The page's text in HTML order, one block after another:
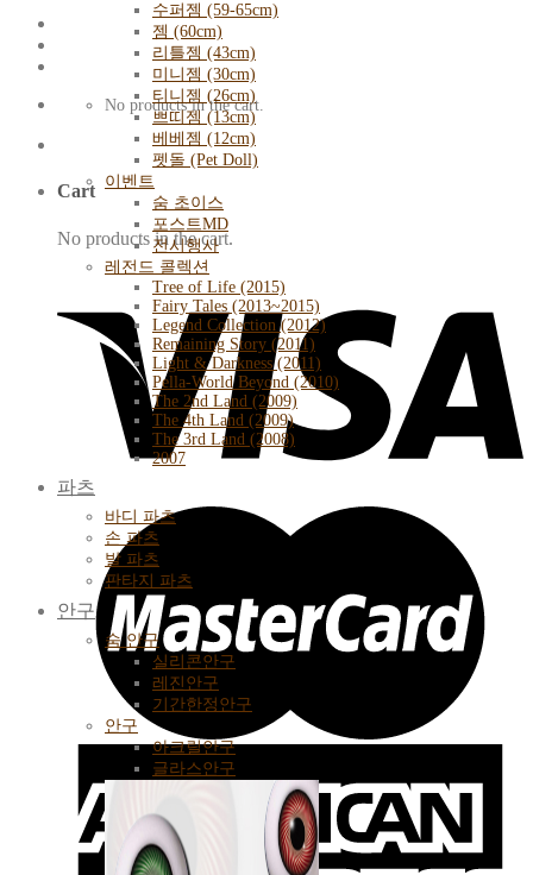
No products in the cart.
Cart
No products in the cart.
수퍼젬 (59-65cm)
젬 (60cm)
리틀젬 (43cm)
미니젬 (30cm)
티니젬 (26cm)
쁘띠젬 (13cm)
베베젬 (12cm)
펫돌 (Pet Doll)
이벤트
숨 초이스
포스트MD
전시행사
레전드 콜렉션
Tree of Life (2015)
Fairy Tales (2013~2015)
Legend Collection (2012)
Remaining Story (2011)
Light & Darkness (2011)
Pella-World Beyond (2010)
The 2nd Land (2009)
The 4th Land (2009)
The 3rd Land (2008)
2007
파츠
바디 파츠
손 파츠
발 파츠
판타지 파츠
안구
숨 안구
실리콘안구
레진안구
기간한정안구
안구
아크릴안구
글라스안구